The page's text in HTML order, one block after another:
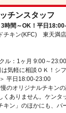
チンスタッフ
時間～OK！平日
チキン(KFC) 東天満店
ル：1ヶ月 9:00～
気軽に相談ＯＫ！シ
平日18:00-23:00
のオリジナルチキン
くありません。ケンタ
キン」のほかにも、バ